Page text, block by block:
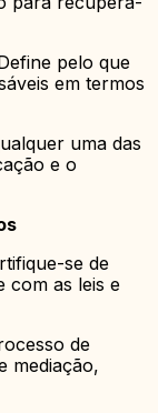
pelo que
em termos
uma das
e o
se de
com as leis e
de
mediação,